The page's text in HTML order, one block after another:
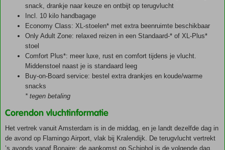
snack, drankje naar keuze en ontbijt op terugvlucht
Incl. 10 kilo handbagage
Economy Class: XL-stoelen* met extra beenruimte beschikbaar
Only Adult Zone: relaxed reizen in een Standaard-* of XL-Plus*
stoel
Comfort Plus*: meer luxe, rust en comfort tijdens je vlucht.
Middenstoel naast je is standaard leeg
Buy-on-Board service: bestel extra drankjes en koude/warme
snacks
* tegen betaling
Corendon vluchtinformatie
Het vertrek vanuit Amsterdam is in de middag, en je landt dezelfde dag in
de avond op Flamingo Airport, vlak bij Kralendijk. De terugvlucht vertrekt
’s avonds vanaf Bonaire; de aankomst op Schiphol is de volgende dag,